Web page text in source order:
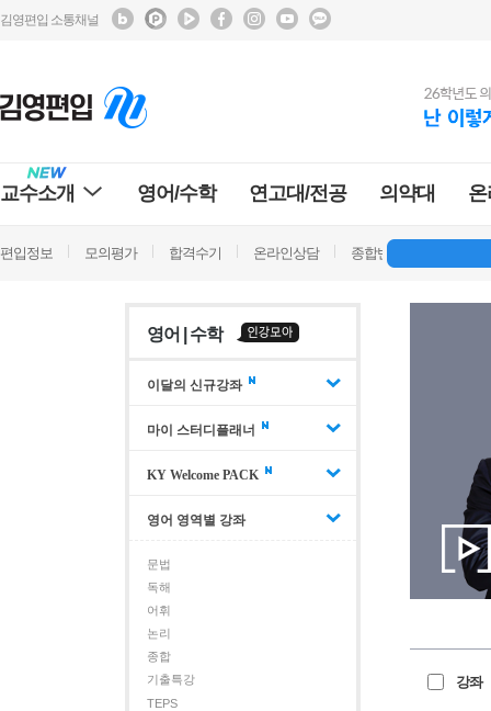
김영편입 소통채널
교수소개 영어/수학 연고대/전공 의약대
편입정보 모의평가 합격수기 온라인상담 종합반 방문상담
영어 | 수학
이달의 신규강좌
마이 스터디플래너
KY Welcome PACK
영어 영역별 강좌
문법
독해
어휘
논리
종합
기출특강
TEPS
강좌